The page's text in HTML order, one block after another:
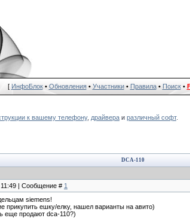
[ ИнфоБлок• Обновления• Участники• Правила• Поиск•
к вашему телефону, драйвера и различный софт.
DCA-110
11:49 | Сообщение # 1
siemens!
прикупить ешку/елку, нашел варианты на авито)
еще продают dca-110?)